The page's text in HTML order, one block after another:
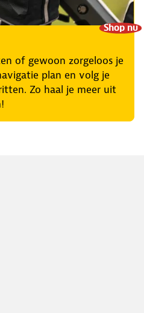
Shop nu
of gewoon zorgeloos je
plan en volg je
Zo haal je meer uit